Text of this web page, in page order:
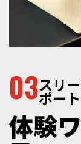
03スリ
ポート
体験